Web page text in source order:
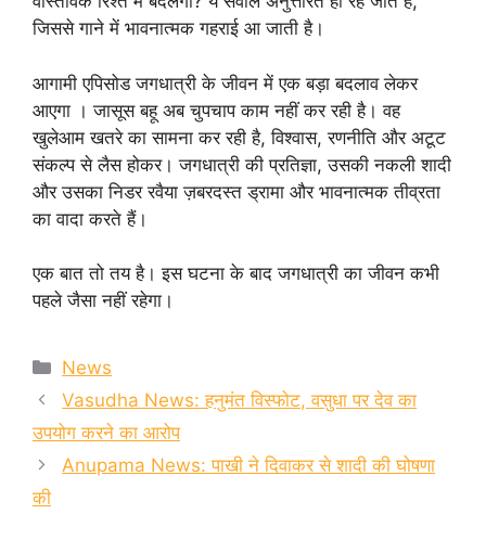
जिससे गाने में भावनात्मक गहराई आ जाती है।
आगामी एपिसोड जगधात्री के जीवन में एक बड़ा बदलाव लेकर
आएगा । जासूस बहू अब चुपचाप काम नहीं कर रही है। वह
खुलेआम खतरे का सामना कर रही है, विश्वास, रणनीति और अटूट
संकल्प से लैस होकर। जगधात्री की प्रतिज्ञा, उसकी नकली शादी
और उसका निडर रवैया ज़बरदस्त ड्रामा और भावनात्मक तीव्रता
का वादा करते हैं।
एक बात तो तय है। इस घटना के बाद जगधात्री का जीवन कभी
पहले जैसा नहीं रहेगा।
Categories
News
Vasudha News: हनुमंत विस्फोट, वसुधा पर देव का
उपयोग करने का आरोप
Anupama News: पाखी ने दिवाकर से शादी की घोषणा
की